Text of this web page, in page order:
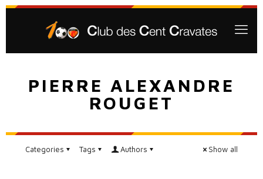
PIERRE ALEXANDRE
ROUGET
Categories Tags Authors Show all